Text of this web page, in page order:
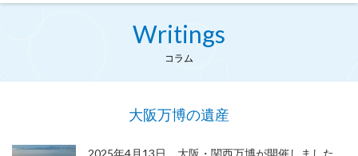
Writings
コラム
大阪万博の遺産
2025年4月13日、大阪・関西万博が開催しました。